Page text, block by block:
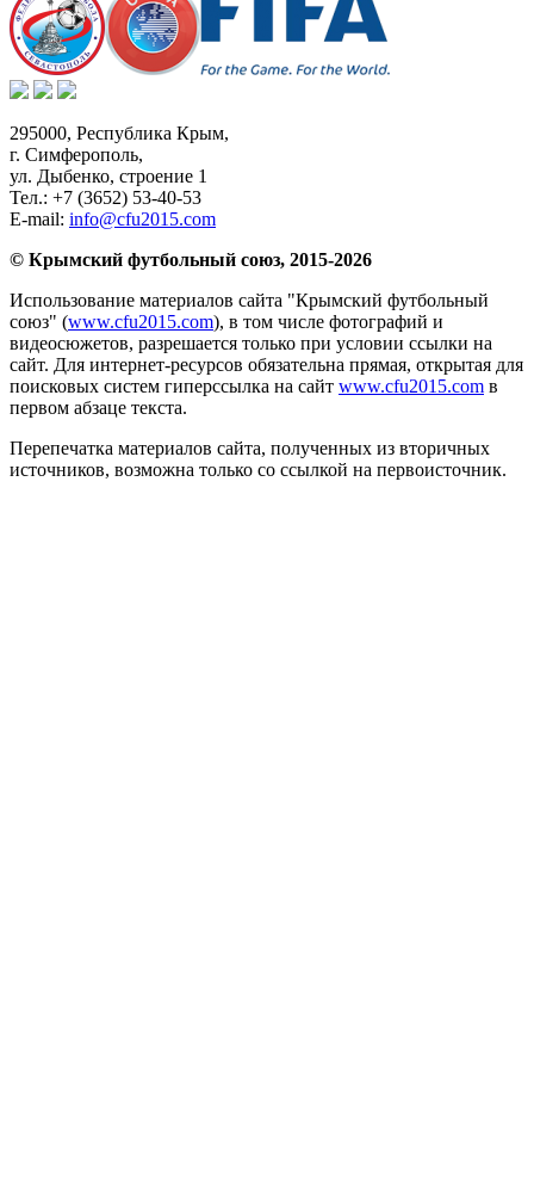
295000, Республика Крым,
г. Симферополь,
ул. Дыбенко, строение 1
Тел.: +7 (3652) 53-40-53
E-mail: info@cfu2015.com
© Крымский футбольный союз, 2015-2026
Использование материалов сайта "Крымский футбольный
союз" (www.cfu2015.com), в том числе фотографий и
видеосюжетов, разрешается только при условии ссылки на
сайт. Для интернет-ресурсов обязательна прямая, открытая для
поисковых систем гиперссылка на сайт www.cfu2015.com в
первом абзаце текста.
Перепечатка материалов сайта, полученных из вторичных
источников, возможна только со ссылкой на первоисточник.